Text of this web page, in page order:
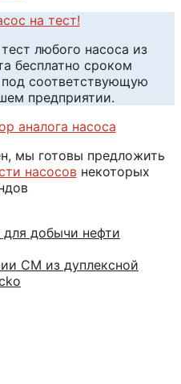
на тест!
любого насоса из
бесплатно сроком
соответствующую
предприятии.
аналога насоса
мы готовы предложить
насосовнекоторых
добычи нефти
СМ из дуплексной